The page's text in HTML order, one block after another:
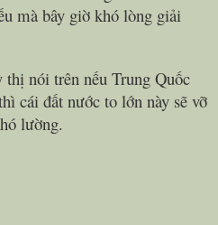
mà bây giờ khó lòng giải
trên nếu Trung Quốc
cái đất nước to lớn này sẽ vỡ
lường.